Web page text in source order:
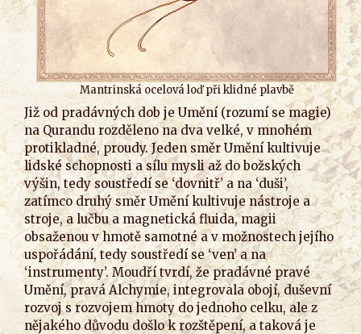
Mantrinská ocelová loď při klidné plavbě
Již od pradávných dob je Umění (rozumí se magie)
na Qurandu rozděleno na dva velké, v mnohém
protikladné, proudy. Jeden směr Umění kultivuje
lidské schopnosti a sílu mysli až do božských
výšin, tedy soustředí se ‘dovnitř’ a na ‘duši’,
zatímco druhý směr Umění kultivuje nástroje a
stroje, a lučbu a magnetická fluida, magii
obsaženou v hmotě samotné a v možnostech jejího
uspořádání, tedy soustředí se ‘ven’ a na
‘instrumenty’. Moudří tvrdí, že pradávné pravé
Umění, pravá Alchymie, integrovala obojí, duševní
rozvoj s rozvojem hmoty do jednoho celku, ale z
nějakého důvodu došlo k rozštěpení, a taková je